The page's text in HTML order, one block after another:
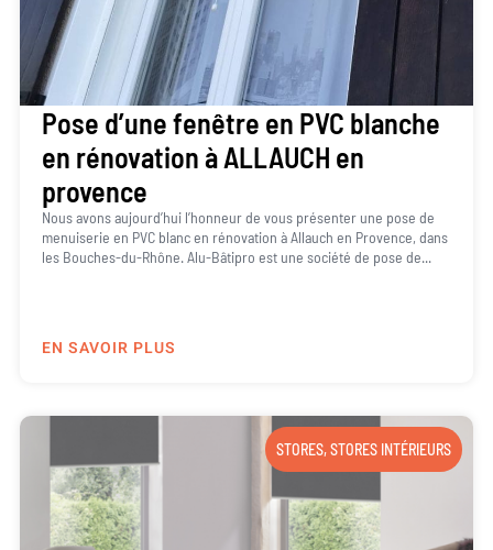
Pose d’une fenêtre en PVC blanche
en rénovation à ALLAUCH en
provence
Nous avons aujourd’hui l’honneur de vous présenter une pose de
menuiserie en PVC blanc en rénovation à Allauch en Provence, dans
les Bouches-du-Rhône. Alu-Bâtipro est une société de pose de...
EN SAVOIR PLUS
STORES,STORES INTÉRIEURS